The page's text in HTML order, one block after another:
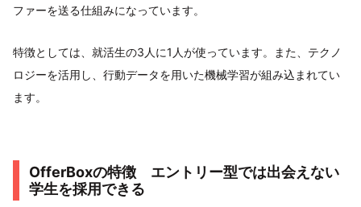
ファーを送る仕組みになっています。
特徴としては、就活生の3人に1人が使っています。また、テクノ
ロジーを活用し、行動データを用いた機械学習が組み込まれてい
ます。
OfferBoxの特徴 エントリー型では出会えない
学生を採用できる